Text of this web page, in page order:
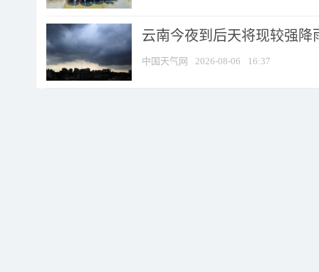
云南今夜到后天将现较强降
中国天气网 2026-08-06 16:37